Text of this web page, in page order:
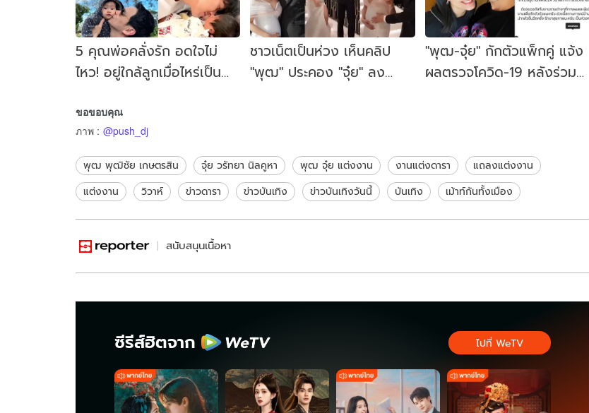
5 คุณพ่อคลั่งรัก อดใจไม่
ไหว! อยู่ใกล้ลูกเมื่อไหร่เป็น
ชาวเน็ตเป็นห่วง เห็นคลิป
"พุฒ" ประคอง "จุ๋ย" ลง
"พุฒ-จุ๋ย" กักตัวแพ็กคู่ แจ้ง
ผลตรวจโควิด-19 หลังร่วม
ขอขอบคุณ
ภาพ : @push_dj
พุฒ พุฒิชัย เกษตรสิน จุ๋ย วรัทยา นิลคูหา พุฒ จุ๋ย แต่งงาน งานแต่งดารา
แถลงแต่งงาน
แต่งงาน
วิวาห์ ข่าวดารา ข่าวบันเทิง ข่าวบันเทิงวันนี้ บันเทิง เม้าท์กันทั้งเมือง
สนับสนุนเนื้อหา
ซีรีส์ฮิตจาก ไปที่ WeTV